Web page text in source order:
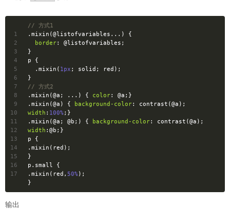
1
2
3
4
5
6
7
8
9
10
11
12
13
14
15
16
17
// 方式1
.mixin (@listofvariables ...) {
border: @listofvariables ;
}
p {
.mixin ( 1px ; solid; red);
}
// 方式2
.mixin (@a ; ...) { color: @a ;}
.mixin (@a ) { background-color: contrast(@a
width : 100%;}
.mixin (@a ; @b ;) { background-color: contrast(@a
width : @b ;}
p {
.mixin (red);
}
p .small {
.mixin (red, 50%);
}
输出